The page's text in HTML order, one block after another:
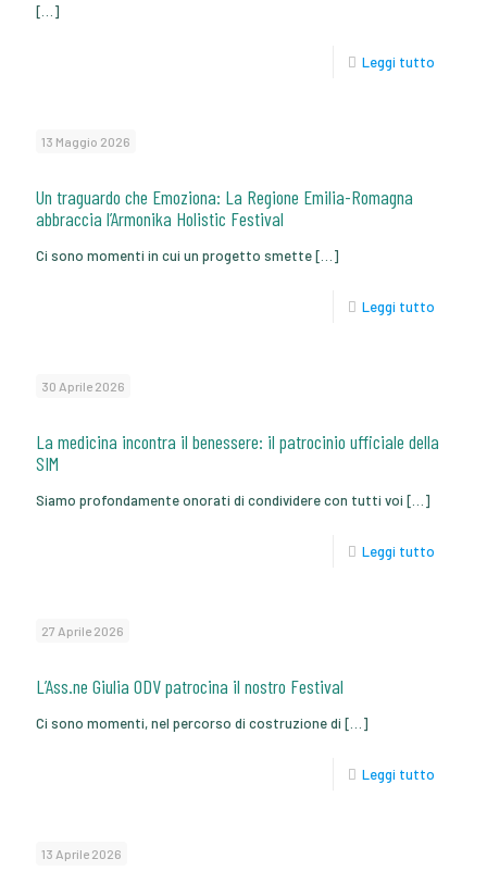
[…]
Leggi tutto
13 Maggio 2026
Un traguardo che Emoziona: La Regione Emilia-Romagna
abbraccia l’Armonika Holistic Festival
Ci sono momenti in cui un progetto smette[…]
Leggi tutto
30 Aprile 2026
La medicina incontra il benessere: il patrocinio ufficiale della
SIM
Siamo profondamente onorati di condividere con tutti voi […]
Leggi tutto
27 Aprile 2026
L’Ass.ne Giulia ODV patrocina il nostro Festival
Ci sono momenti, nel percorso di costruzione di […]
Leggi tutto
13 Aprile 2026